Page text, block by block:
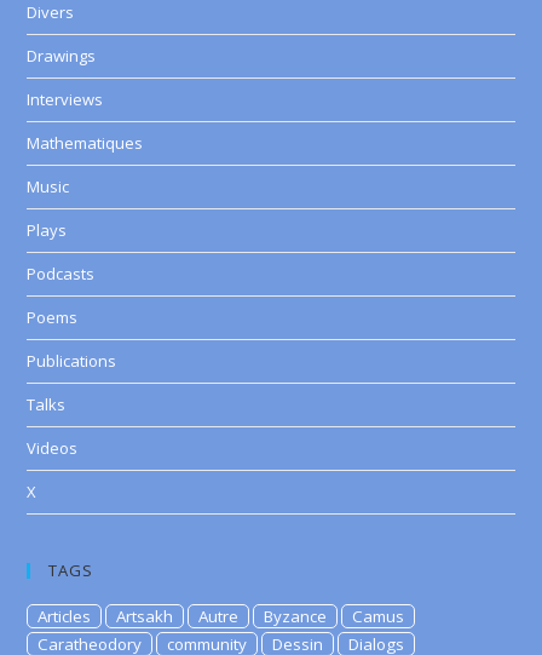
Divers
Drawings
Interviews
Mathematiques
Music
Plays
Podcasts
Poems
Publications
Talks
Videos
X
TAGS
Articles Artsakh Autre Byzance
Camus
Caratheodory
community Dessin
Dialogs